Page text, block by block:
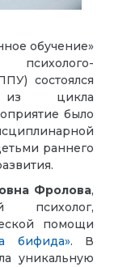
обучение»
психолого-
состоялся
из цикла
было
раннего
Фролова,
психолог,
помощи
бифида». В
уникальную